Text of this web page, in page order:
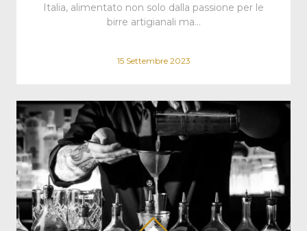
Italia, alimentato non solo dalla passione per le
birre artigianali ma…
15 Settembre 2023